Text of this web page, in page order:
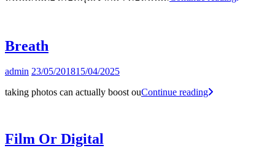
Breath
By
admin 23/05/201815/04/2025
taking photos can actually boost ouContinue readingBreath
Film Or Digital